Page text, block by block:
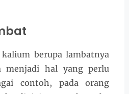
berupa lambatnya
menjadi hal yang perlu
contoh, pada orang